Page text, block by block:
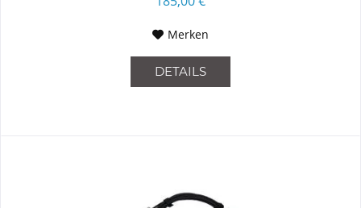
Merken
DETAILS